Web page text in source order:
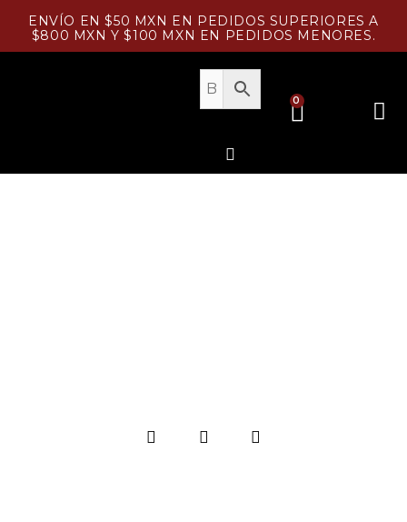
contenido
ENVÍO EN $50 MXN EN PEDIDOS SUPERIORES A
$800 MXN Y $100 MXN EN PEDIDOS MENORES.
Search
0 CART